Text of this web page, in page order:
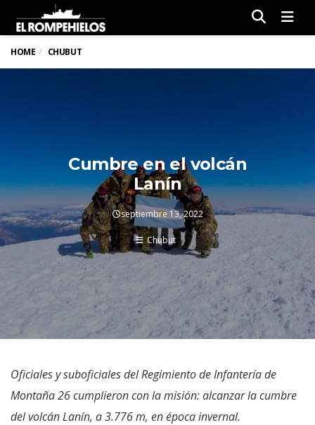
HOME CHUBUT
Cumbre en el volcán
Lanín
septiembre 13, 2022
Chubut
Oficiales y suboficiales del Regimiento de Infantería de
Montaña 26 cumplieron con la misión: alcanzar la cumbre
del volcán Lanín, a 3.776 m, en época invernal.